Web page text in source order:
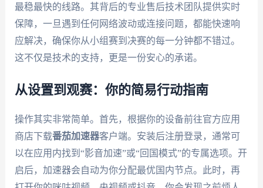
最稳最快的线路。其背后的专业售后技术团队提供实时
保障，一旦遇到任何网络波动或连接问题，都能快速响
应解决，确保你从小组赛到决赛的每一分钟都不错过。
这不仅是技术的支持，更是一份安心的承诺。
从设置到观赛：你的简易行动指南
操作其实非常简单。首先，根据你的设备前往官方应用
商店下载番茄加速器客户端。安装后注册登录，通常可
以在应用内找到“影音加速”或“回国模式”的专属选项。开
启后，加速器会自动为你分配最优国内节点。此时，再